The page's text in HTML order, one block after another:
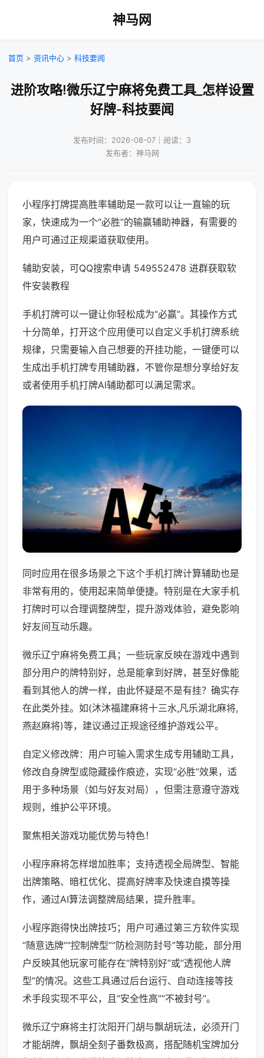
神马网
首页 > 资讯中心 > 科技要闻
进阶攻略!微乐辽宁麻将免费工具_怎样设置
好牌-科技要闻
发布时间：2026-08-07｜阅读：3
发布者：神马网
小程序打牌提高胜率辅助是一款可以让一直输的玩
家，快速成为一个“必胜”的输赢辅助神器，有需要的
用户可通过正规渠道获取使用。
辅助安装，可QQ搜索申请 549552478 进群获取软
件安装教程
手机打牌可以一键让你轻松成为“必赢”。其操作方式
十分简单，打开这个应用便可以自定义手机打牌系统
规律，只需要输入自己想要的开挂功能，一键便可以
生成出手机打牌专用辅助器，不管你是想分享给好友
或者使用手机打牌AI辅助都可以满足需求。
同时应用在很多场景之下这个手机打牌计算辅助也是
非常有用的，使用起来简单便捷。特别是在大家手机
打牌时可以合理调整牌型，提升游戏体验，避免影响
好友间互动乐趣。
微乐辽宁麻将免费工具；一些玩家反映在游戏中遇到
部分用户的牌特别好，总是能拿到好牌，甚至好像能
看到其他人的牌一样，由此怀疑是不是有挂？确实存
在此类外挂。如(沐沐福建麻将十三水,凡乐湖北麻将,
燕赵麻将)等，建议通过正规途径维护游戏公平。
自定义修改牌：用户可输入需求生成专用辅助工具，
修改自身牌型或隐藏操作痕迹，实现“必胜”效果，适
用于多种场景（如与好友对局），但需注意遵守游戏
规则，维护公平环境。
聚焦相关游戏功能优势与特色！
小程序麻将怎样增加胜率；支持透视全局牌型、智能
出牌策略、暗杠优化、提高好牌率及快速自摸等操
作，通过AI算法调整牌局结果，提升胜率。
小程序跑得快出牌技巧；用户可通过第三方软件实现
“随意选牌”“控制牌型”“防检测防封号”等功能，部分用
户反映其他玩家可能存在“牌特别好”或“透视他人牌
型”的情况。这些工具通过后台运行、自动连接等技
术手段实现不平公，且“安全性高”“不被封号”。
微乐辽宁麻将主打沈阳开门胡与飘胡玩法，必须开门
才能胡牌，飘胡全刻子番数极高，搭配随机宝牌加分